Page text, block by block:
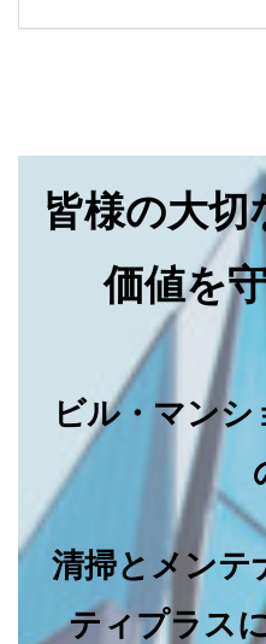
皆様の大切
価値を
ビル・マンシ
清掃とメンテ
ティプラス